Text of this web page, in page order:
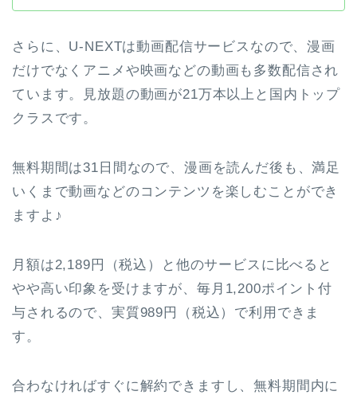
さらに、U-NEXTは動画配信サービスなので、漫画
だけでなくアニメや映画などの動画も多数配信され
ています。見放題の動画が21万本以上と国内トップ
クラスです。
無料期間は31日間なので、漫画を読んだ後も、満足
いくまで動画などのコンテンツを楽しむことができ
ますよ♪
月額は2,189円（税込）と他のサービスに比べると
やや高い印象を受けますが、毎月1,200ポイント付
与されるので、実質989円（税込）で利用できま
す。
合わなければすぐに解約できますし、無料期間内に